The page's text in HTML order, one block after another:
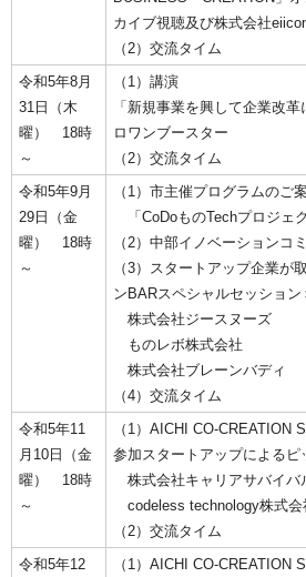
カイブ視聴及び株式会社
（2）交流タイム
令和5年8月
31日（木
曜） 18時
～
（1）講演
「新規事業を興して企業改
ロワンブースター
（2）交流タイム
令和5年9月
29日（金
曜） 18時
～
（1）市主催プログラムのご
「CoDoものTechプロジェク
（2）中部イノベーションコ
（3）スタートアップ企業が
ンBARスペシャルセッション
株式会社ジースヌーズ
ものレボ株式会社
株式会社ブレーンバディ
（4）交流タイム
令和5年11
月10日（金
曜） 18時
～
（1）AICHI CO-CREATION
参加スタートアップによるピ
株式会社キャリアサバイバ
codeless technology株式会
（2）交流タイム
令和5年12
（1）AICHI CO-CREATION